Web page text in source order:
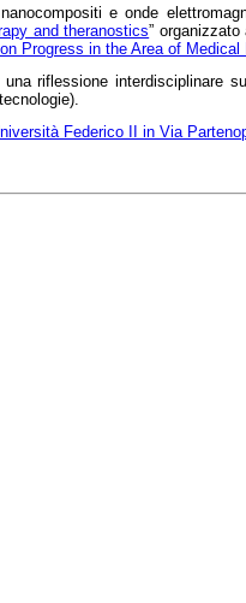
nanocompositi e onde
and theranostics”
Progress in the Area of Medical
una riflessione
Federico II in Via